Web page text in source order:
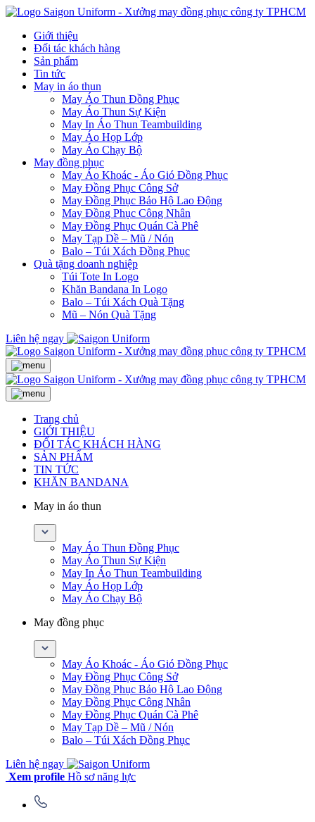
Giới thiệu
Đối tác khách hàng
Sản phẩm
Tin tức
May in áo thun
May Áo Thun Đồng Phục
May Áo Thun Sự Kiện
May In Áo Thun Teambuilding
May Áo Họp Lớp
May Áo Chạy Bộ
May đồng phục
May Áo Khoác - Áo Gió Đồng Phục
May Đồng Phục Công Sở
May Đồng Phục Bảo Hộ Lao Động
May Đồng Phục Công Nhân
May Đồng Phục Quán Cà Phê
May Tạp Dề – Mũ / Nón
Balo – Túi Xách Đồng Phục
Quà tặng doanh nghiệp
Túi Tote In Logo
Khăn Bandana In Logo
Balo – Túi Xách Quà Tặng
Mũ – Nón Quà Tặng
Liên hệ ngay
Trang chủ
GIỚI THIỆU
ĐỐI TÁC KHÁCH HÀNG
SẢN PHẨM
TIN TỨC
KHĂN BANDANA
May in áo thun
May Áo Thun Đồng Phục
May Áo Thun Sự Kiện
May In Áo Thun Teambuilding
May Áo Họp Lớp
May Áo Chạy Bộ
May đồng phục
May Áo Khoác - Áo Gió Đồng Phục
May Đồng Phục Công Sở
May Đồng Phục Bảo Hộ Lao Động
May Đồng Phục Công Nhân
May Đồng Phục Quán Cà Phê
May Tạp Dề – Mũ / Nón
Balo – Túi Xách Đồng Phục
Liên hệ ngay
Xem profile Hồ sơ năng lực